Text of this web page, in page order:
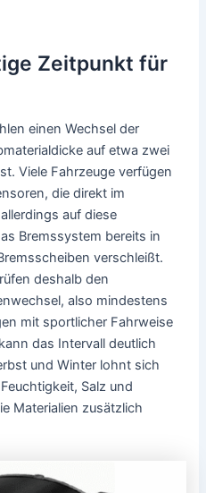
Zeitpunkt für
einen Wechsel der
auf etwa zwei
Viele Fahrzeuge verfügen
die direkt im
auf diese
Bremssystem bereits in
verschleißt.
deshalb den
also mindestens
mit sportlicher Fahrweise
das Intervall deutlich
und Winter lohnt sich
Salz und
Materialien zusätzlich